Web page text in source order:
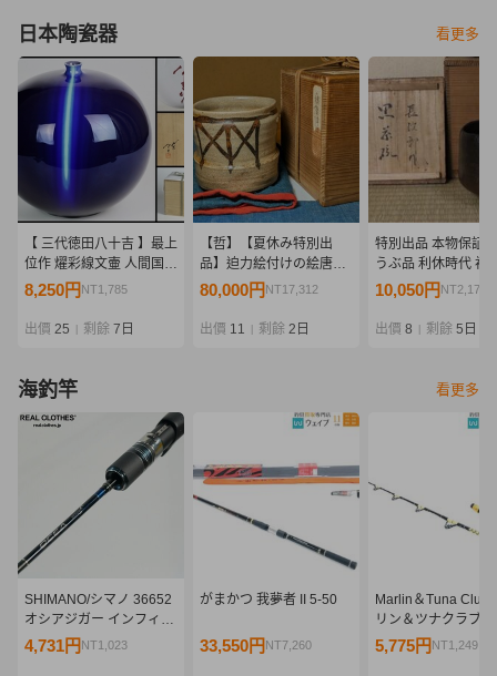
日本陶瓷器 看更多
【 三代徳田八十吉 】最上
位作 燿彩線文壷 人間国宝
共箱 保証
8,250円 NT1,785
出價 25 剩餘 7日
【哲】【夏休み特別出
品】迫力絵付けの絵唐津
筒茶碗（伝世・桃山時
80,000円 NT17,312
出價 11 剩餘 2日
特別出品 本物保証
うぶ品 利休時代 初
吉左衛門 長次郎作
箱
10,050円 NT2,174
出價 8 剩餘 5日
海釣竿 看更多
SHIMANO/シマノ 36652
オシアジガー インフィニ
ティ B634 ベイトロッド
4,731円 NT1,023
がまかつ 我夢者 II 5-50
33,550円 NT7,260
Marlin＆Tuna Club
リン＆ツナクラブ
ローリングロッド
5,775円 NT1,249